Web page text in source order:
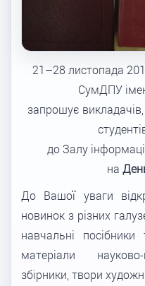
21–28 листопада
СумДПУ
запрошує викладачів,
до Залу
на
До Вашої уваги
новинок з різних
навчальні посібники
матеріали науково-
збірники, твори